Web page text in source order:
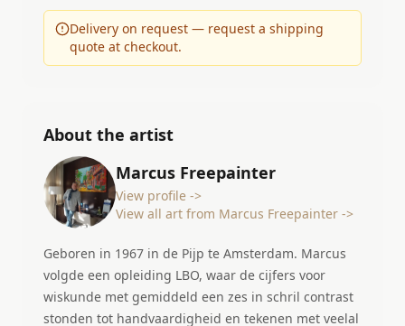
Delivery on request — request a shipping
quote at checkout.
About the artist
Marcus Freepainter
View profile ->
View all art from Marcus Freepainter ->
Geboren in 1967 in de Pijp te Amsterdam. Marcus
volgde een opleiding LBO, waar de cijfers voor
wiskunde met gemiddeld een zes in schril contrast
stonden tot handvaardigheid en tekenen met veelal